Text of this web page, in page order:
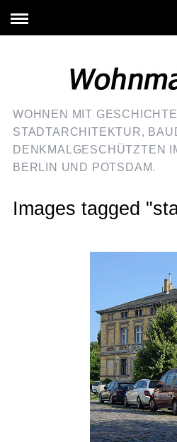
WOHNEN MIT
STADTARCHITEKTUR,
DENKMALGESCHÜTZTEN
BERLIN UND POTSDAM.
Images tagged